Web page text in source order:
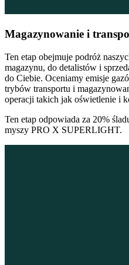
Magazynowanie i
Ten etap obejmuje podróż
magazynu, do detalistów i
do Ciebie. Oceniamy emisje
trybów transportu i
operacji takich jak oświetlenie i
Ten etap odpowiada za 20%
myszy PRO X SUPERLIGHT.